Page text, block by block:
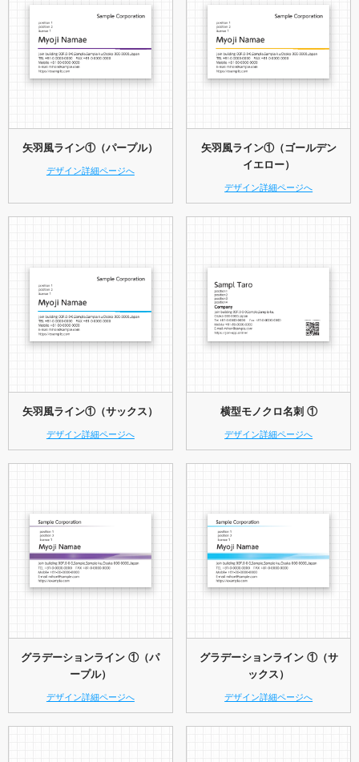
矢羽風ライン①（パープル）
デザイン詳細ページへ
矢羽風ライン①（ゴールデン
イエロー）
デザイン詳細ページへ
矢羽風ライン①（サックス）
デザイン詳細ページへ
横型モノクロ名刺 ①
デザイン詳細ページへ
グラデーションライン ①（パ
ープル）
デザイン詳細ページへ
グラデーションライン ①（サ
ックス）
デザイン詳細ページへ